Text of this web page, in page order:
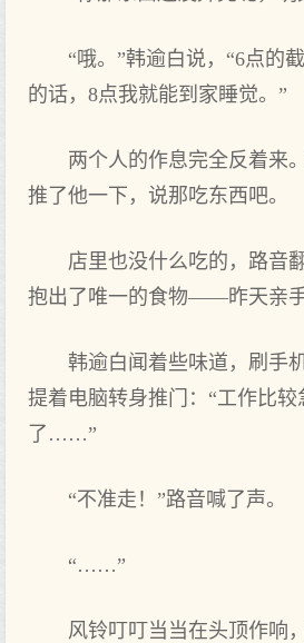
“哦。”韩逾白说，“6点的
的话，8点我就能到家睡觉。”
两个人的作息完全反着来
推了他一下，说那吃东西吧。
店里也没什么吃的，路音
抱出了唯一的食物——昨天亲手
韩逾白闻着些味道，刷手
提着电脑转身推门：“工作比
了……”
“不准走！”路音喊了声。
“……”
风铃叮叮当当在头顶作响